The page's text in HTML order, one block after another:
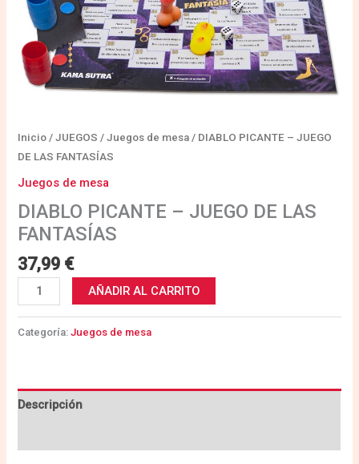
Inicio /JUEGOS /Juegos de mesa / DIABLO PICANTE – JUEGO
DE LAS FANTASÍAS
Juegos de mesa
DIABLO PICANTE – JUEGO DE LAS
FANTASÍAS
37,99 €
AÑADIR AL CARRITO
Categoría:Juegos de mesa
Descripción